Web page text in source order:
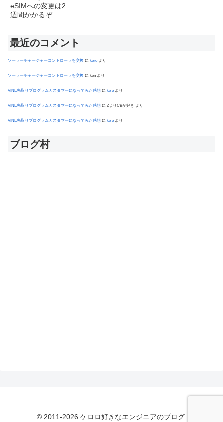
最近のコメント
ソーラーチャージャーコントローラを交換 に kero より
ソーラーチャージャーコントローラを交換 に ken より
VINE先取りプログラムカスタマーになってみた感想 に kero より
VINE先取りプログラムカスタマーになってみた感想 に ZよりCBが好き より
VINE先取りプログラムカスタマーになってみた感想 に kero より
ブログ村
© 2011-2026 ケロロ好きなエンジニアのブログ.